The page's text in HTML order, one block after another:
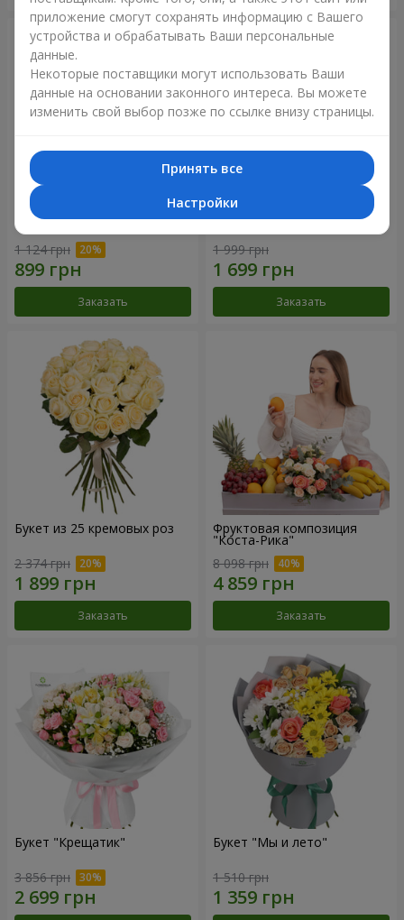
Букет "Времена года"
1 124 грн
Заказать
Букет из 21 кремовой розы
1 999 грн
Заказать
Букет из 25 кремовых роз
2 374 грн
Заказать
Фруктовая композиция
"Коста-Рика"
8 098 грн
Заказать
Букет "Крещатик"
3 856 грн
Букет "Мы и лето"
1 510 грн
приложение смогут сохранять информацию с Вашего
устройства и обрабатывать Ваши персональные
данные.
Некоторые поставщики могут использовать Ваши
данные на основании законного интереса. Вы можете
изменить свой выбор позже по ссылке внизу страницы.
Принять все
Настройки